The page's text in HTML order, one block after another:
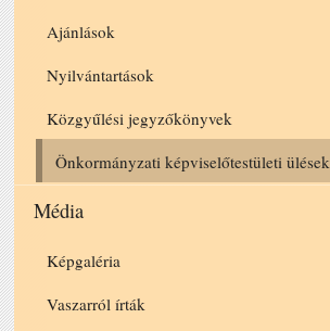
Ajánlások
Nyilvántartások
Közgyűlési jegyzőkönyvek
Önkormányzati képviselőtestületi ülések
Média
Képgaléria
Vaszarról írták